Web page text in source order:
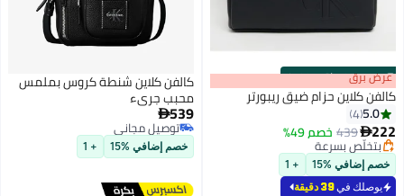
00m:00s
·باقي 100% عرض برق
كالفن كلاين حزام ضيق ريبورتر
5.0
4
222
439خصم 49%
بتخلّص بسرعة
بتخلّص بسرعة
خصم إضافي %15 + 1
يوصلك في39 دقيقة
كالفن كلاين شنطة كروس بملمس
محبب جريء
539
توصيل مجاني
توصيل مجاني
خصم إضافي %15 + 1